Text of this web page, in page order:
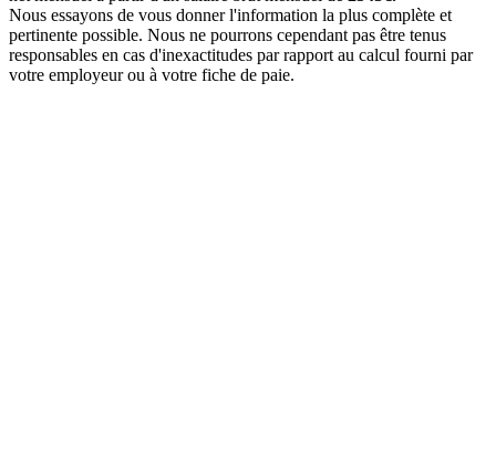
Nous essayons de vous donner l'information la plus complète et
pertinente possible. Nous ne pourrons cependant pas être tenus
responsables en cas d'inexactitudes par rapport au calcul fourni par
votre employeur ou à votre fiche de paie.